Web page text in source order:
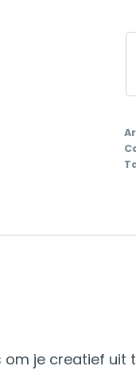
6
je creatief